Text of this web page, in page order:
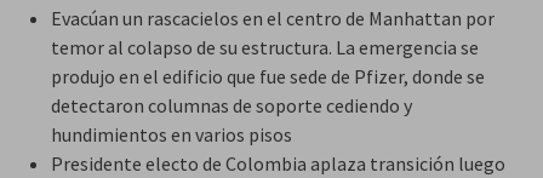
Evacúan un rascacielos en el centro de Manhattan por
temor al colapso de su estructura. La emergencia se
produjo en el edificio que fue sede de Pfizer, donde se
detectaron columnas de soporte cediendo y
hundimientos en varios pisos
Presidente electo de Colombia aplaza transición luego